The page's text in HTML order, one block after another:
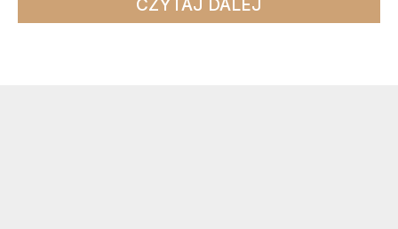
CZYTAJ DALEJ